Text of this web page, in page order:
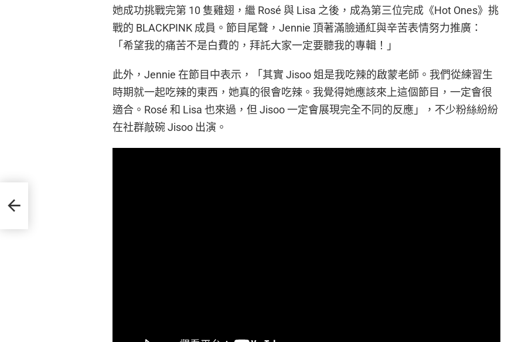
她成功挑戰完第 10 隻雞翅，繼 Rosé 與 Lisa 之後，成為第三位完成《Hot Ones》挑
戰的 BLACKPINK 成員。節目尾聲，Jennie 頂著滿臉通紅與辛苦表情努力推廣：
「希望我的痛苦不是白費的，拜託大家一定要聽我的專輯！」
此外，Jennie 在節目中表示，「其實 Jisoo 姐是我吃辣的啟蒙老師。我們從練習生
時期就一起吃辣的東西，她真的很會吃辣。我覺得她應該來上這個節目，一定會很
適合。Rosé 和 Lisa 也來過，但 Jisoo 一定會展現完全不同的反應」，不少粉絲紛紛
在社群敲碗 Jisoo 出演。
車